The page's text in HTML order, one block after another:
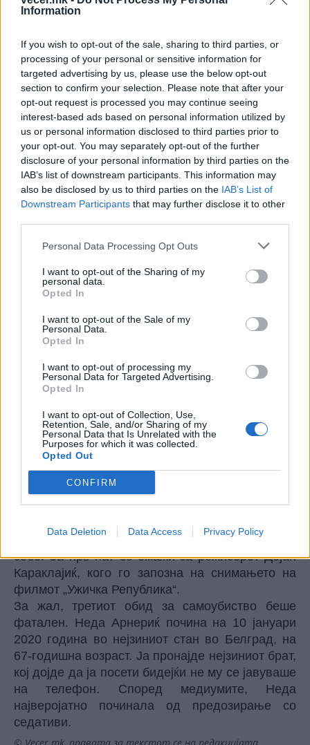
Information
If you wish to opt-out of the sale, sharing to third parties, or
processing of your personal or sensitive information for
targeted advertising by us, please use the below opt-out
section to confirm your selection. Please note that after your
opt-out request is processed you may continue seeing
interest-based ads based on personal information utilized by
us or personal information disclosed to third parties prior to
your opt-out. You may separately opt-out of the further
disclosure of your personal information by third parties on the
IAB’s list of downstream participants. This information may
also be disclosed by us to third parties on the IAB’s List of
Downstream Participants that may further disclose it to other
Personal Data Processing Opt Outs
I want to opt-out of the Sharing of my
personal data.
Opted In
I want to opt-out of the Sale of my
Personal Data.
Opted In
I want to opt-out of processing my
Personal Data for Targeted Advertising.
Opted In
I want to opt-out of Collection, Use,
Retention, Sale, and/or Sharing of my
Personal Data that Is Unrelated with the
Purposes for which it was collected.
Opted Out
CONFIRM
Data Deletion Data Access Privacy Policy
неостварена желба.
случи. Беше тешко, но се помирив со тоа.
Денес, околу мене имам многу деца од моите
пријатели и мојот брат, кои ги доживувам како
свои - рекла Неда.
Медиумите шпекулираа дека Неда Арнериќ се
обидела да се самоубие за прв пат во 2016
година, кога паднала од терасата. Во тоа
време, таа ги негираше овие обвинувања и
тврдеше дека случајно паднала додека перела
алишта.
Откако нејзиниот сопруг Милорад почина во
декември 2018 година, Неда западна во тешка
да се самоубие со предозирање со таблети за
смирување.
Нејзиниот брат ја најде онесвестена на
трпезариската маса. Лекарите успеаја да ѝ го
спасат животот, иако таа беше во критична
состојба и на работ на смртта.
Нејзиниот љубовен живот често беше јавна
тема, иако таа самата сакаше да го чува за
себе. За прв пат се омажи за режисерот Дејан
Караклајиќ, кого го запозна на снимањето на
филмот „Ужичка Република“.
За жал, третиот обид за самоубиство беше
фатален. Неда Арнериќ почина на 10 јануари
2020 година во нејзиниот стан во Белград, на
67-годишна возраст. Ја пронајде нејзиниот брат,
кој дојде да ја посети бидејќи не му се јавуваше
на телефон. Според медиумите, Неда
најверојатно починала од предозирање со
седативи.
© Vecer.mk, правата за текстот се на редакцијата